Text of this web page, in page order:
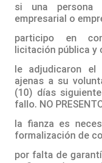
si una persona
empresarial o
participo en
licitación pública y
le adjudicaron el
ajenas a su
(10) días
fallo. NO
la fianza es
formalización de
por falta de